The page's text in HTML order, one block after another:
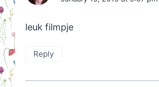
leuk filmpje
Reply